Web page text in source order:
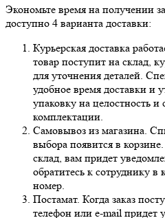
Экономьте время на получении
доступно 4 варианта доставки:
Курьерская доставка
товар поступит на склад,
для уточнения деталей.
удобное время доставки и
упаковку на целостность и
комплектации.
Самовывоз из магазина.
выбора появится в
склад, вам придет
обратитесь к сотруднику в
номер.
Постамат. Когда заказ
телефон или e-mail придет